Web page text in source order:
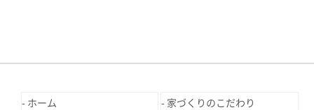
ホーム 家づくりのこだわり